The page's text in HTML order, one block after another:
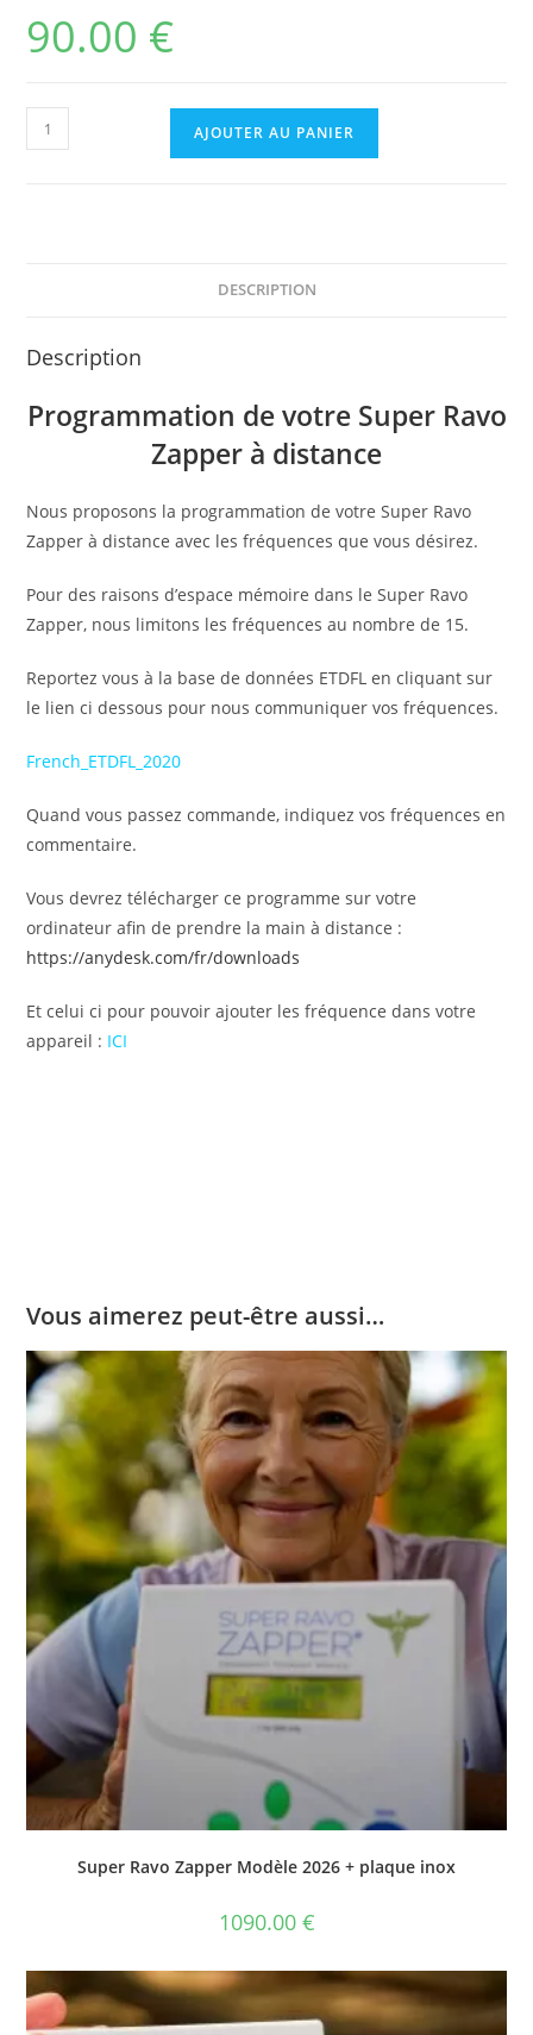
90.00 €
AJOUTER AU PANIER
DESCRIPTION
Description
Programmation de votre Super Ravo
Zapper à distance
Nous proposons la programmation de votre Super Ravo
Zapper à distance avec les fréquences que vous désirez.
Pour des raisons d’espace mémoire dans le Super Ravo
Zapper, nous limitons les fréquences au nombre de 15.
Reportez vous à la base de données ETDFL en cliquant sur
le lien ci dessous pour nous communiquer vos fréquences.
French_ETDFL_2020
Quand vous passez commande, indiquez vos fréquences en
commentaire.
Vous devrez télécharger ce programme sur votre
ordinateur afin de prendre la main à distance :
https://anydesk.com/fr/downloads
Et celui ci pour pouvoir ajouter les fréquence dans votre
appareil : ICI
Vous aimerez peut-être aussi…
Super Ravo Zapper Modèle 2026 + plaque inox
1090.00 €